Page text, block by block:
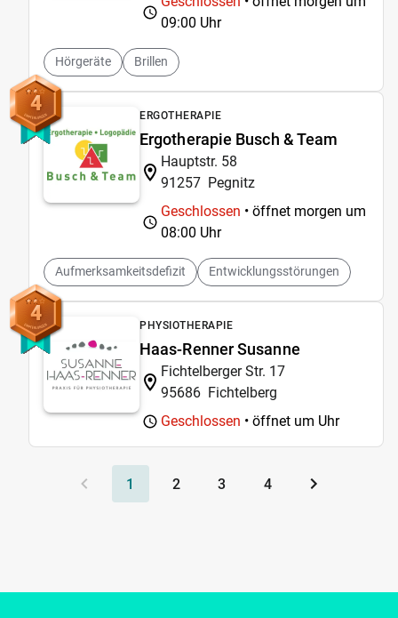
09:00 Uhr
Hörgeräte Brillen
4 ERGOTHERAPIE
Ergotherapie Busch & Team
Hauptstr. 58
91257 Pegnitz
Geschlossen • öffnet morgen um
08:00 Uhr
Aufmerksamkeitsdefizit Entwicklungsstörungen
4 PHYSIOTHERAPIE
Haas-Renner Susanne
Fichtelberger Str. 17
95686 Fichtelberg
Geschlossen • öffnet um Uhr
1 2 3 4